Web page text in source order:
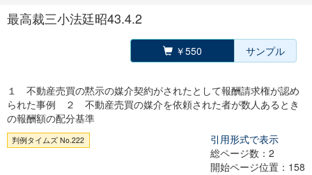
最高裁三小法廷昭43.4.2
￥550 サンプル
１ 不動産売買の黙示の媒介契約がされたとして報酬請求権が認め
られた事例 ２ 不動産売買の媒介を依頼された者が数人あるとき
の報酬額の配分基準
判例タイムズ No.222
引用形式で表示
総ページ数：2
開始ページ位置：158